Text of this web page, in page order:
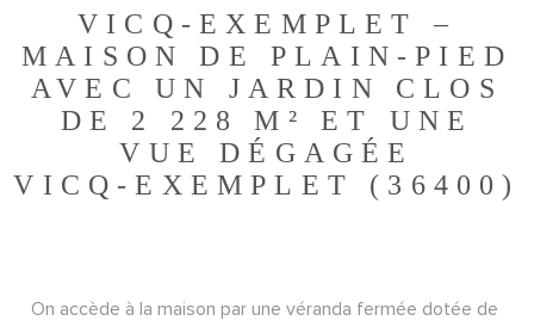
VICQ-EXEMPLET –
MAISON DE PLAIN-PIED
AVEC UN JARDIN CLOS
DE 2 228 M² ET UNE
VUE DÉGAGÉE
VICQ-EXEMPLET (36400)
On accède à la maison par une véranda fermée dotée de